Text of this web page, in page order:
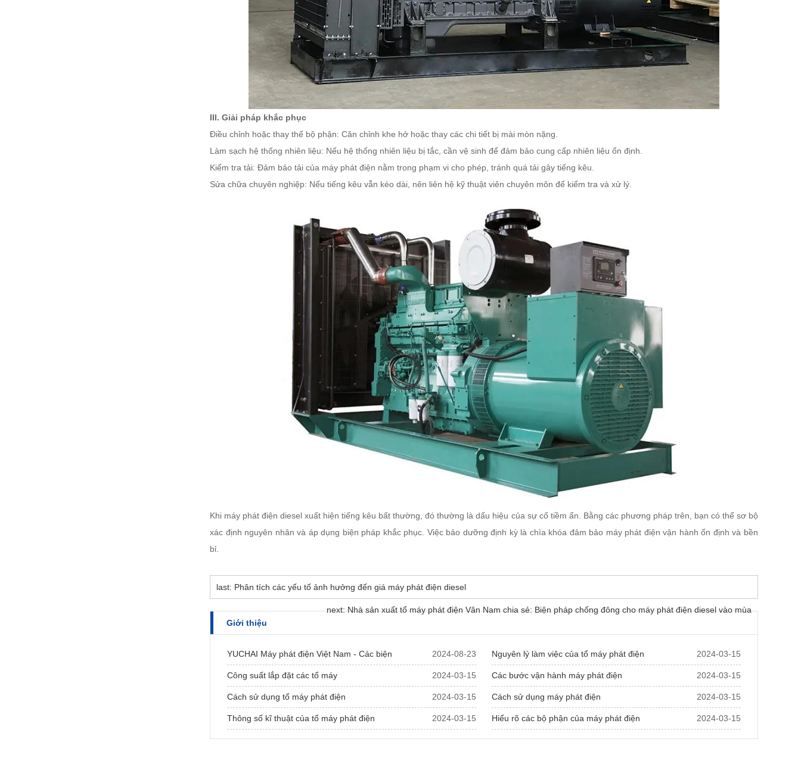
III. Giải pháp khắc phục
Điều chỉnh hoặc thay thế bộ phận: Căn chỉnh khe hở hoặc thay các chi tiết bị mài mòn nặng.
Làm sạch hệ thống nhiên liệu: Nếu hệ thống nhiên liệu bị tắc, cần vệ sinh để đảm bảo cung cấp nhiên liệu ổn định.
Kiểm tra tải: Đảm bảo tải của máy phát điện nằm trong phạm vi cho phép, tránh quá tải gây tiếng kêu.
Sửa chữa chuyên nghiệp: Nếu tiếng kêu vẫn kéo dài, nên liên hệ kỹ thuật viên chuyên môn để kiểm tra và xử lý.
Khi máy phát điện diesel xuất hiện tiếng kêu bất thường, đó thường là dấu hiệu của sự cố tiềm ẩn. Bằng các phương pháp trên, bạn có thể sơ bộ
xác định nguyên nhân và áp dụng biện pháp khắc phục. Việc bảo dưỡng định kỳ là chìa khóa đảm bảo máy phát điện vận hành ổn định và bền
bỉ.
last: Phân tích các yếu tố ảnh hưởng đến giá máy phát điện diesel
next: Nhà sản xuất tổ máy phát điện Vân Nam chia sẻ: Biện pháp chống đông cho máy phát điện diesel vào mùa
Giới thiệu
2024-08-23
YUCHAI Máy phát điện Việt Nam - Các biện 2024-03-15
Nguyên lý làm việc của tổ máy phát điện
2024-03-15
Công suất lắp đặt các tổ máy 2024-03-15
Các bước vận hành máy phát điện
2024-03-15
Cách sử dụng tổ máy phát điện 2024-03-15
Cách sử dụng máy phát điện
2024-03-15
Thông số kĩ thuật của tổ máy phát điện 2024-03-15
Hiểu rõ các bộ phận của máy phát điện